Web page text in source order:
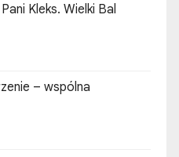
Kleks. Wielki Bal
– wspólna